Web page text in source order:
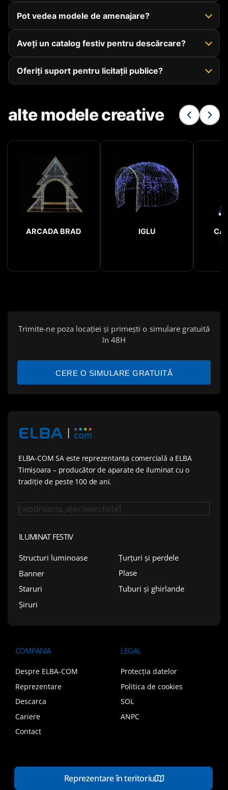
Pot vedea modele de amenajare?
Aveți un catalog festiv pentru descărcare?
Oferiți suport pentru licitații publice?
alte modele creative
ARCADA BRAD IGLU
Trimite-ne poza locației și primești o simulare gratuită
în 48H
CERE O SIMULARE GRATUITĂ
ELBA-COM SA este reprezentanța comercială a ELBA
Timișoara – producător de aparate de iluminat cu o
tradiție de peste 100 de ani.
[wpdreams_ajaxsearchlite]
ILUMINAT FESTIV
Structuri luminoase
Banner
Staruri
Șiruri
Țurțuri și perdele
Plase
Tuburi și ghirlande
COMPANIA
Despre ELBA-COM
Reprezentare
Descarca
Cariere
Contact
LEGAL
Protecția datelor
Politica de cookies
SOL
ANPC
Reprezentare în teritoriu